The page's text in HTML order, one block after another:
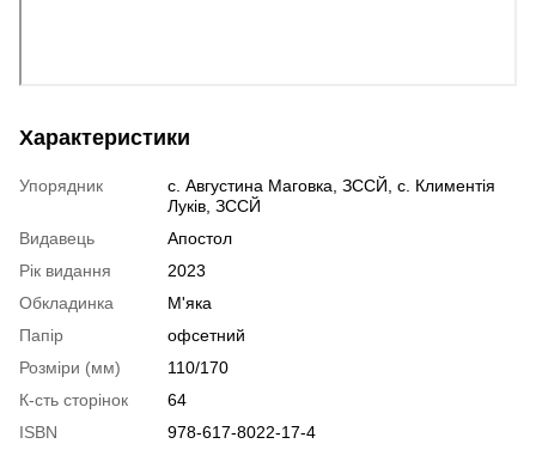
Характеристики
Упорядник
с. Августина Маговка, ЗССЙ, с. Климентія
Луків, ЗССЙ
Видавець
Апостол
Рік видання
2023
Обкладинка
М'яка
Папір
офсетний
Розміри (мм)
110/170
К-сть сторінок
64
ISBN
978-617-8022-17-4